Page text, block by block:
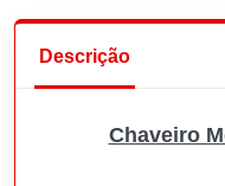
Descrição
Chaveiro